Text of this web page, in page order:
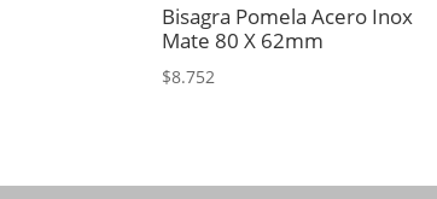
Bisagra Pomela Acero Inox
Mate 80 X 62mm
$8.752